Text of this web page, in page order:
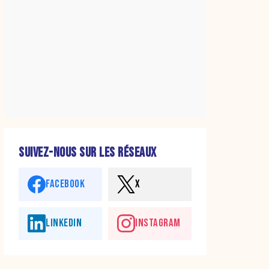
SUIVEZ-NOUS SUR LES RÉSEAUX
FACEBOOK X
LINKEDIN INSTAGRAM